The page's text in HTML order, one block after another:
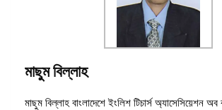
মাছুম বিল্লাহ
মাছুম বিল্লাহ বাংলাদেশে ইংলিশ টিচার্স অ্যাসেসিয়েশন